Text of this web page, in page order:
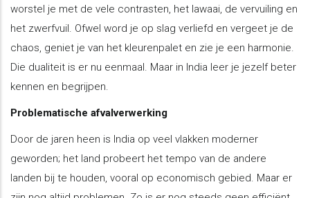
worstel je met de vele contrasten, het lawaai, de vervuiling en
het zwerfvuil. Ofwel word je op slag verliefd en vergeet je de
chaos, geniet je van het kleurenpalet en zie je een harmonie.
Die dualiteit is er nu eenmaal. Maar in India leer je jezelf beter
kennen en begrijpen.
Problematische afvalverwerking
Door de jaren heen is India op veel vlakken moderner
geworden; het land probeert het tempo van de andere
landen bij te houden, vooral op economisch gebied. Maar er